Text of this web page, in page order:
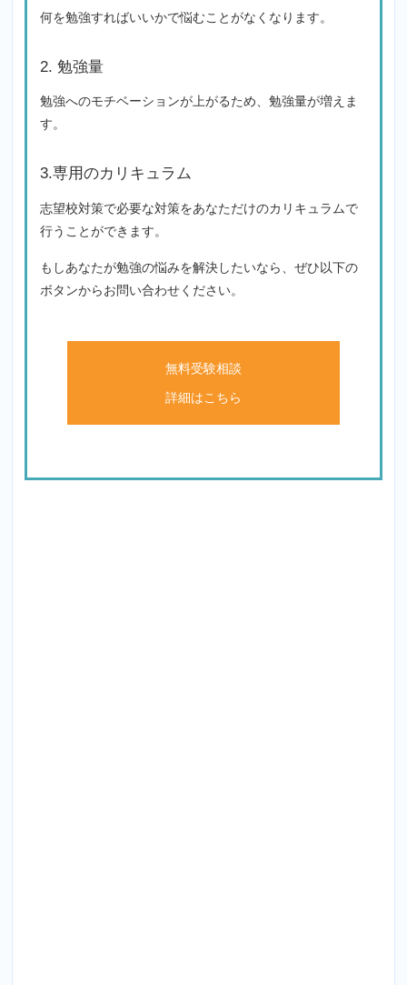
何を勉強すればいいかで悩むことがなくなります。
2. 勉強量
勉強へのモチベーションが上がるため、勉強量が増えま
す。
3.専用のカリキュラム
志望校対策で必要な対策をあなただけのカリキュラムで
行うことができます。
もしあなたが勉強の悩みを解決したいなら、ぜひ以下の
ボタンからお問い合わせください。
無料受験相談
詳細はこちら